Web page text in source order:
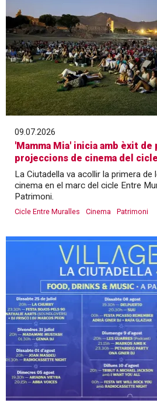
09.07.2026
'Mamma Mia' inicia amb èxit
projeccions de cinema del
La Ciutadella va acollir la primera de
cinema en el marc del cicle Entre
Patrimoni.
Cicle Entre Muralles Cinema Patrimoni